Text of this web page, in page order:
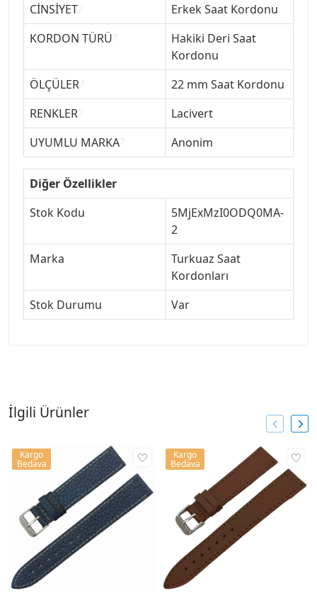
CİNSİYET
Erkek Saat Kordonu
KORDON TÜRÜ
Hakiki Deri Saat
Kordonu
ÖLÇÜLER
22 mm Saat Kordonu
RENKLER
Lacivert
UYUMLU MARKA
Anonim
Diğer Özellikler
Stok Kodu
5MjExMzI0ODQ0MA-
2
Marka
Turkuaz Saat
Kordonları
Stok Durumu
Var
İlgili Ürünler
Kargo
Bedava
Kargo
Bedava